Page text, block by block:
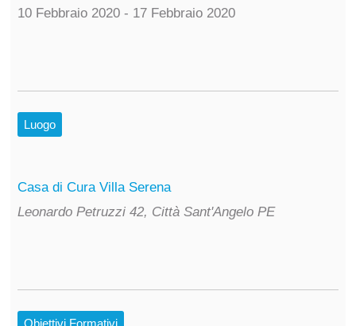
10 Febbraio 2020 - 17 Febbraio 2020
Luogo
Casa di Cura Villa Serena
Leonardo Petruzzi 42, Città Sant'Angelo PE
Obiettivi Formativi